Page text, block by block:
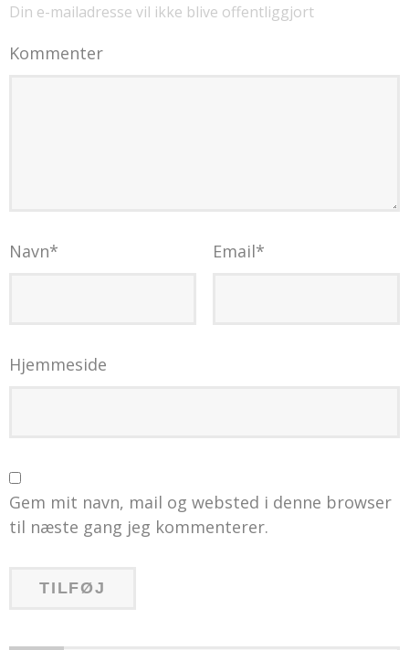
Din e-mailadresse vil ikke blive offentliggjort
Kommenter
Navn* Email*
Hjemmeside
Gem mit navn, mail og websted i denne browser
til næste gang jeg kommenterer.